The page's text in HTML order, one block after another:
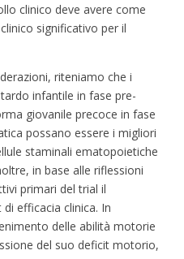
clinico deve avere come
significativo per il
riteniamo che i
infantile in fase pre-
giovanile precoce in fase
possano essere i migliori
staminali ematopoietiche
in base alle riflessioni
primari del trial il
efficacia clinica. In
delle abilità motorie
del suo deficit motorio,